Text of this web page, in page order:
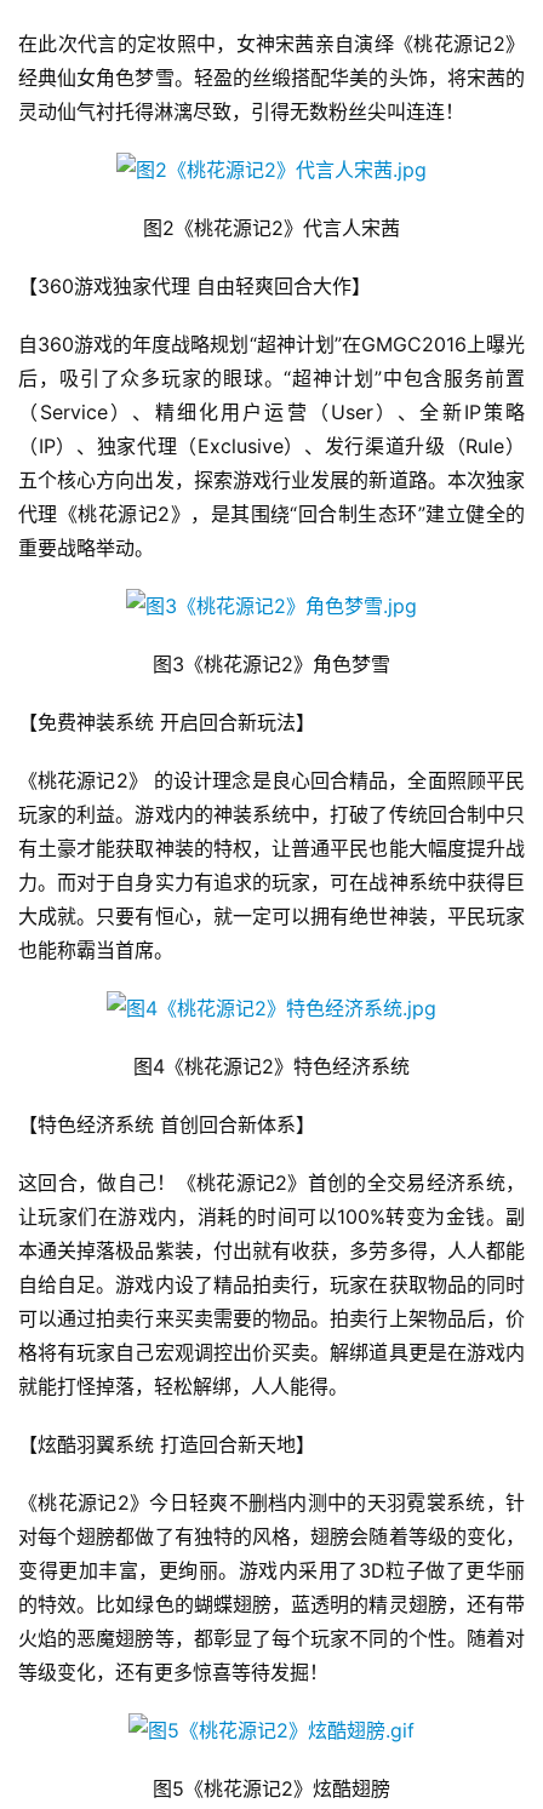
首
页
游
茶
戏
界
手
机
游
戏
单
游
休
闲
游
戏
在此次代言的定妆照中，女神宋茜亲自演绎《桃花源记2》
经典仙女角色梦雪。轻盈的丝缎搭配华美的头饰，将宋茜的
灵动仙气衬托得淋漓尽致，引得无数粉丝尖叫连连！
图2《桃花源记2》代言人宋茜
【360游戏独家代理 自由轻爽回合大作】
自360游戏的年度战略规划“超神计划”在GMGC2016上曝光
后，吸引了众多玩家的眼球。“超神计划”中包含服务前置
（Service）、精细化用户运营（User）、全新IP策略
（IP）、独家代理（Exclusive）、发行渠道升级（Rule）
五个核心方向出发，探索游戏行业发展的新道路。本次独家
代理《桃花源记2》，是其围绕“回合制生态环”建立健全的
重要战略举动。
图3《桃花源记2》角色梦雪
【免费神装系统 开启回合新玩法】
《桃花源记2》 的设计理念是良心回合精品，全面照顾平民
玩家的利益。游戏内的神装系统中，打破了传统回合制中只
有土豪才能获取神装的特权，让普通平民也能大幅度提升战
力。而对于自身实力有追求的玩家，可在战神系统中获得巨
大成就。只要有恒心，就一定可以拥有绝世神装，平民玩家
也能称霸当首席。
图4《桃花源记2》特色经济系统
【特色经济系统 首创回合新体系】
这回合，做自己！《桃花源记2》首创的全交易经济系统，
让玩家们在游戏内，消耗的时间可以100%转变为金钱。副
本通关掉落极品紫装，付出就有收获，多劳多得，人人都能
自给自足。游戏内设了精品拍卖行，玩家在获取物品的同时
可以通过拍卖行来买卖需要的物品。拍卖行上架物品后，价
格将有玩家自己宏观调控出价买卖。解绑道具更是在游戏内
就能打怪掉落，轻松解绑，人人能得。
【炫酷羽翼系统 打造回合新天地】
《桃花源记2》今日轻爽不删档内测中的天羽霓裳系统，针
对每个翅膀都做了有独特的风格，翅膀会随着等级的变化，
变得更加丰富，更绚丽。游戏内采用了3D粒子做了更华丽
的特效。比如绿色的蝴蝶翅膀，蓝透明的精灵翅膀，还有带
火焰的恶魔翅膀等，都彰显了每个玩家不同的个性。随着对
等级变化，还有更多惊喜等待发掘！
图5《桃花源记2》炫酷翅膀